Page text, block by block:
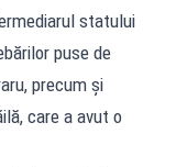
statului
puse de
precum și
care a avut o